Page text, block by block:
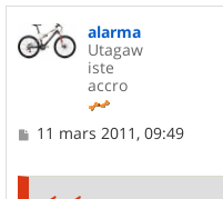
alarma
Utagaw
iste
accro
M11 mars 2011, 09:49